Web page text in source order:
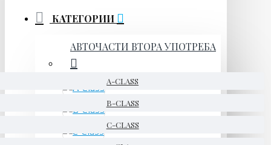
КАТЕГОРИИ
АВТОЧАСТИ ВТОРА УПОТРЕБА
A-CLASS
B-CLASS
C-CLASS